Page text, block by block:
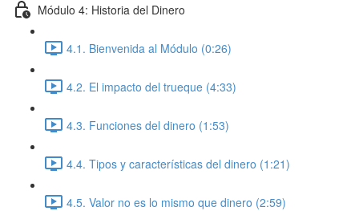
Módulo 4: Historia del Dinero
4.1. Bienvenida al Módulo (0:26)
4.2. El impacto del trueque (4:33)
4.3. Funciones del dinero (1:53)
4.4. Tipos y características del dinero (1:21)
4.5. Valor no es lo mismo que dinero (2:59)